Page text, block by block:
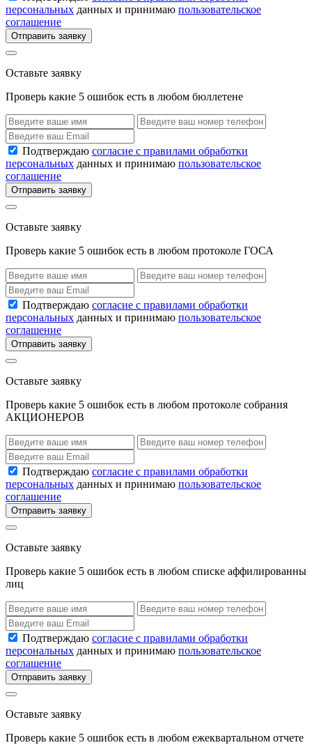
персональных данных и принимаю пользовательское
соглашение
Отправить заявку
Оставьте заявку
Проверь какие 5 ошибок есть в любом бюллетене
Подтверждаю согласие с правилами обработки
персональных данных и принимаю пользовательское
соглашение
Отправить заявку
Оставьте заявку
Проверь какие 5 ошибок есть в любом протоколе ГОСА
Подтверждаю согласие с правилами обработки
персональных данных и принимаю пользовательское
соглашение
Отправить заявку
Оставьте заявку
Проверь какие 5 ошибок есть в любом протоколе собрания
АКЦИОНЕРОВ
Подтверждаю согласие с правилами обработки
персональных данных и принимаю пользовательское
соглашение
Отправить заявку
Оставьте заявку
Проверь какие 5 ошибок есть в любом списке аффилированны
лиц
Подтверждаю согласие с правилами обработки
персональных данных и принимаю пользовательское
соглашение
Отправить заявку
Оставьте заявку
Проверь какие 5 ошибок есть в любом ежеквартальном отчете